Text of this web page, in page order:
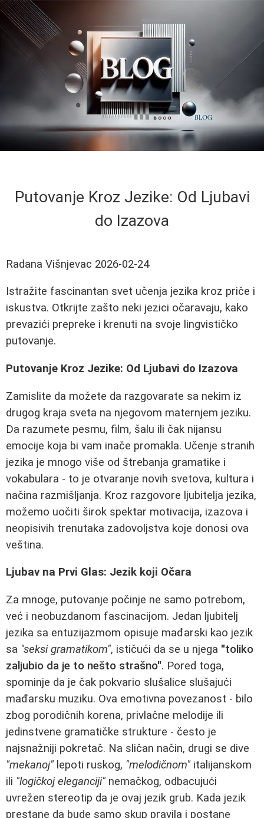
Putovanje Kroz Jezike: Od Ljubavi
do Izazova
Radana Višnjevac 2026-02-24
Istražite fascinantan svet učenja jezika kroz priče i
iskustva. Otkrijte zašto neki jezici očaravaju, kako
prevazići prepreke i krenuti na svoje lingvističko
putovanje.
Putovanje Kroz Jezike: Od Ljubavi do Izazova
Zamislite da možete da razgovarate sa nekim iz
drugog kraja sveta na njegovom maternjem jeziku.
Da razumete pesmu, film, šalu ili čak nijansu
emocije koja bi vam inače promakla. Učenje stranih
jezika je mnogo više od štrebanja gramatike i
vokabulara - to je otvaranje novih svetova, kultura i
načina razmišljanja. Kroz razgovore ljubitelja jezika,
možemo uočiti širok spektar motivacija, izazova i
neopisivih trenutaka zadovoljstva koje donosi ova
veština.
Ljubav na Prvi Glas: Jezik koji Očara
Za mnoge, putovanje počinje ne samo potrebom,
već i neobuzdanom fascinacijom. Jedan ljubitelj
jezika sa entuzijazmom opisuje mađarski kao jezik
sa "seksi gramatikom", ističući da se u njega "toliko
zaljubio da je to nešto strašno". Pored toga,
spominje da je čak pokvario slušalice slušajući
mađarsku muziku. Ova emotivna povezanost - bilo
zbog porodičnih korena, privlačne melodije ili
jedinstvene gramatičke strukture - često je
najsnažniji pokretač. Na sličan način, drugi se dive
"mekanoj" lepoti ruskog, "melodičnom" italijanskom
ili "logičkoj eleganciji" nemačkog, odbacujući
uvrežen stereotip da je ovaj jezik grub. Kada jezik
prestane da bude samo skup pravila i postane